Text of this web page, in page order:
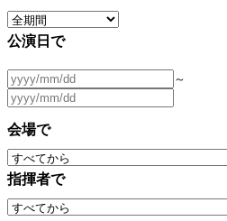
公演日で
～
会場で
指揮者で